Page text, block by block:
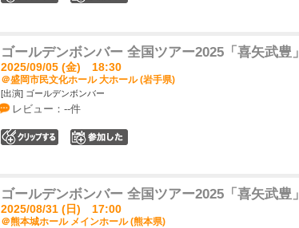
ゴールデンボンバー 全国ツアー2025「喜矢武豊」
2025/09/05 (金) 18:30
＠盛岡市民文化ホール 大ホール (岩手県)
[出演] ゴールデンボンバー
レビュー：--件
ゴールデンボンバー 全国ツアー2025「喜矢武豊」
2025/08/31 (日) 17:00
＠熊本城ホール メインホール (熊本県)